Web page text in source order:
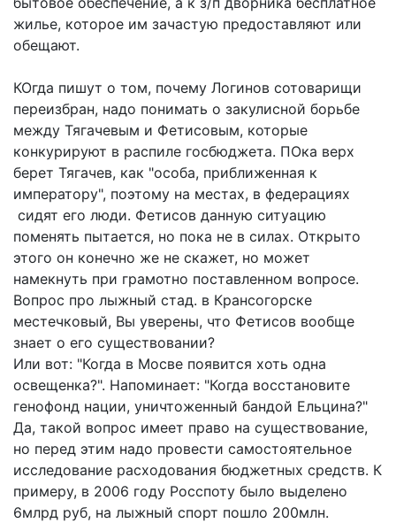
жилье, которое им зачастую предоставляют или
обещают.
КОгда пишут о том, почему Логинов сотоварищи
переизбран, надо понимать о закулисной борьбе
между Тягачевым и Фетисовым, которые
конкурируют в распиле госбюджета. ПОка верх
берет Тягачев, как "особа, приближенная к
императору", поэтому на местах, в федерациях
сидят его люди. Фетисов данную ситуацию
поменять пытается, но пока не в силах. Открыто
этого он конечно же не скажет, но может
намекнуть при грамотно поставленном вопросе.
Вопрос про лыжный стад. в Крансогорске
местечковый, Вы уверены, что Фетисов вообще
знает о его существовании?
Или вот: "Когда в Мосве появится хоть одна
освещенка?". Напоминает: "Когда восстановите
генофонд нации, уничтоженный бандой Ельцина?"
Да, такой вопрос имеет право на существование,
но перед этим надо провести самостоятельное
исследование расходования бюджетных средств. К
примеру, в 2006 году Росспоту было выделено
6млрд руб, на лыжный спорт пошло 200млн.